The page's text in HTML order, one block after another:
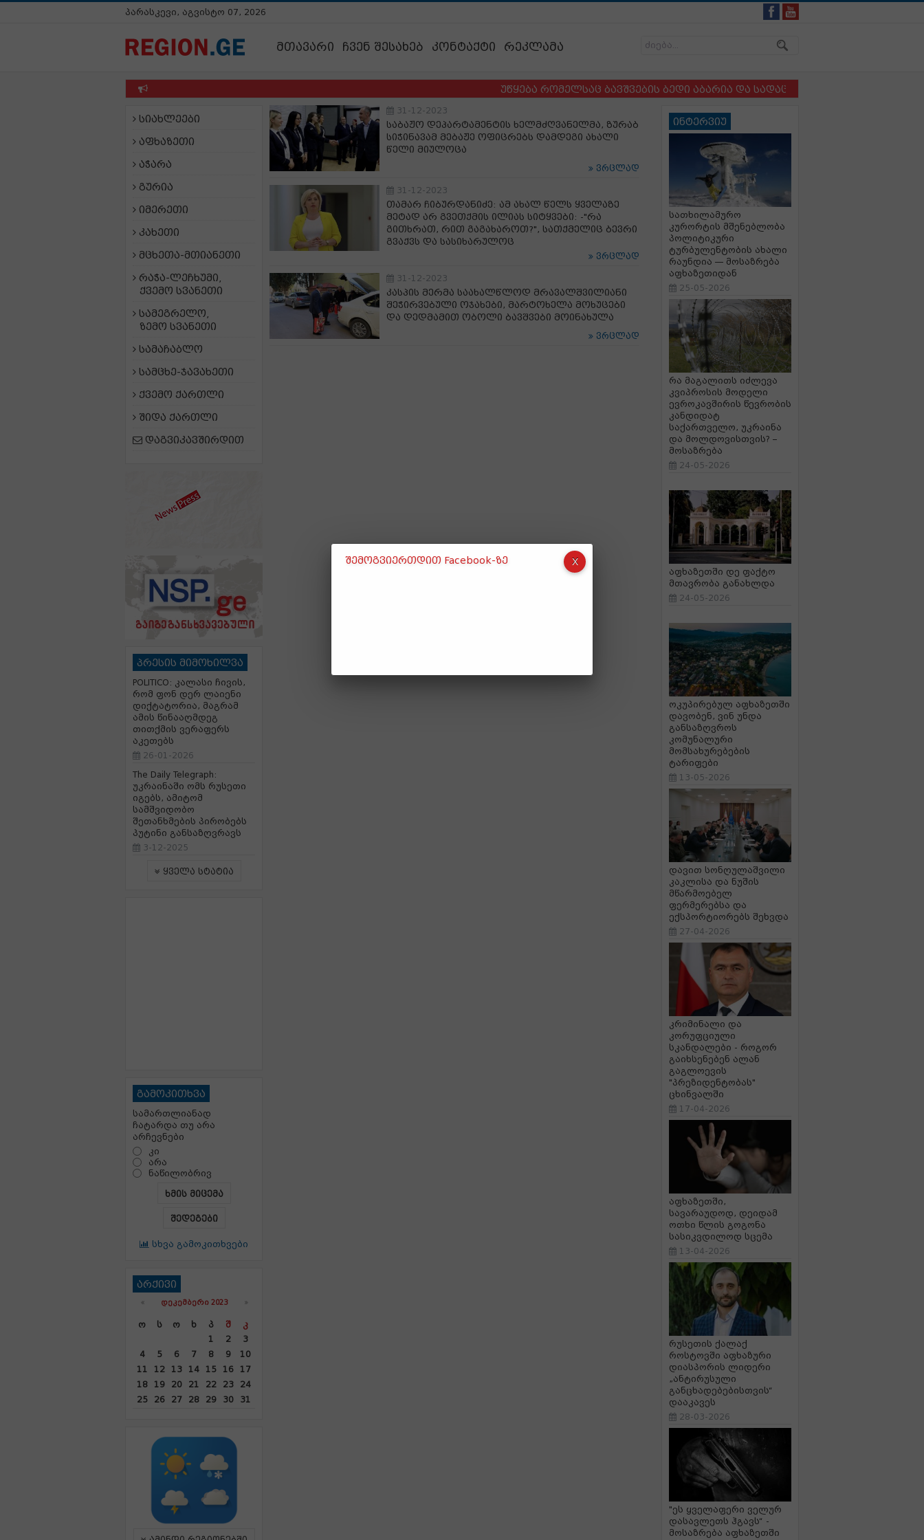
პარასკევი, აგვისტო 07, 2026
მთავარი ჩვენ შესახებ კონტაქტი რეკლამა
უწყება რომელსაც ბავშვების ბედი აბარია და სადაც ბავშვსა და ძაღლს
სიახლეები
აფხაზეთი
აჭარა
გურია
იმერეთი
კახეთი
მცხეთა-მთიანეთი
რაჭა-ლეჩხუმი,
ქვემო სვანეთი
სამეგრელო,
ზემო სვანეთი
სამაჩაბლო
სამცხე-ჯავახეთი
ქვემო ქართლი
შიდა ქართლი
დაგვიკავშირდით
პრესის მიმოხილვა
POLITICO: კალასი ჩივის,
რომ ფონ დერ ლაიენი
დიქტატორია, მაგრამ
ამის წინააღმდეგ
თითქმის ვერაფერს
აკეთებს
26-01-2026
The Daily Telegraph:
უკრაინაში ომს რუსეთი
იგებს, ამიტომ
სამშვიდობო
შეთანხმების პირობებს
პუტინი განსაზღვრავს
3-12-2025
ყველა სტატია
გამოკითხვა
სამართლიანად
ჩატარდა თუ არა
არჩევნები
კი
არა
ნაწილობრივ
ხმის მიცემა
შედეგები
სხვა გამოკითხვები
არქივი
« ᲓᲔᲙᲔᲛᲑᲔᲠᲘ 2023 »
Ო Ს Ო Ხ Პ Შ
Კ
1
2
3
4
5 6 7 8 9
10
11
12 13 14 15 16
17
18
19 20 21 22 23
24
25
26 27 28 29 30 31
31-12-2023
საბაჟო დეპარტამენტის ხელმძღვანელმა, ზურაბ
სიჭინავამ მებაჟე ოფიცრებს დამდეგი ახალი
წელი მიულოცა
ვრცლად
31-12-2023
თამარ ჩიბურდანიძე: ამ ახალ წელს ყველაზე
მეტად არ გვეთქმის ილიას სიტყვები: -"რა
გითხრათ, რით გაგახაროთ?", სათქმელიც ბევრი
გვაქვს და სასიხარულოც
ვრცლად
31-12-2023
კასპის მერმა საახალწლოდ მრავალშვილიანი
შეჭირვებული ოჯახები, მარტოხელა მოხუცები
და დედმამით ობოლი ბავშვები მოინახულა
ვრცლად
ინტერვიუ
სათხილამურო
კურორტის მშენებლობა
პოლიტიკური
ტურბულენტობის ახალი
რაუნდია — მოსაზრება
აფხაზეთიდან
25-05-2026
რა მაგალითს იძლევა
კვიპროსის მოდელი
ევროკავშირის წევრობის
კანდიდატ
საქართველო, უკრაინა
და მოლდოვისთვის? –
მოსაზრება
24-05-2026
აფხაზეთში დე ფაქტო
მთავრობა განახლდა
24-05-2026
ოკუპირებულ აფხაზეთში
დავობენ, ვინ უნდა
განსაზღვროს
კომუნალური
მომსახურებების
ტარიფები
13-05-2026
დავით სონღულაშვილი
კაკლისა და ნუშის
მწარმოებელ
ფერმერებსა და
ექსპორტიორებს შეხვდა
27-04-2026
კრიმინალი და
კორუფციული
სკანდალები - როგორ
გაიხსენებენ ალან
გაგლოევის
"პრეზიდენტობას"
ცხინვალში
17-04-2026
აფხაზეთში,
სავარაუდოდ, დეიდამ
ოთხი წლის გოგონა
სასიკვდილოდ სცემა
13-04-2026
რუსეთის ქალაქ
როსტოვში აფხაზური
დიასპორის ლიდერი
„ანტირუსული
განცხადებებისთვის“
დააკავეს
28-03-2026
"ეს ყველაფერი ველურ
დასავლეთს ჰგავს“ -
მოსაზრება აფხაზეთში
შემოგვიერთდით Facebook-ზე